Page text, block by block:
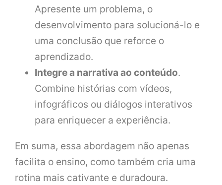
Apresente um problema, o
desenvolvimento para solucioná-lo e
uma conclusão que reforce o
aprendizado.
Integre a narrativa ao conteúdo.
Combine histórias com vídeos,
infográficos ou diálogos interativos
para enriquecer a experiência.
Em suma, essa abordagem não apenas
facilita o ensino, como também cria uma
rotina mais cativante e duradoura.